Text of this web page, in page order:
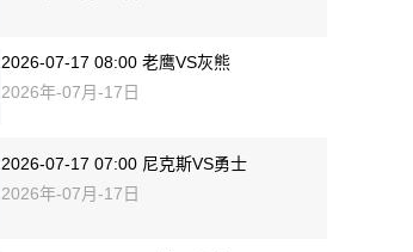
2026-07-17 08:00 老鹰VS灰熊
2026年-07月-17日
2026-07-17 07:00 尼克斯VS勇士
2026年-07月-17日